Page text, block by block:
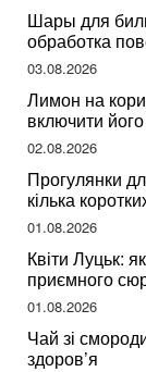
Шары для
обработка
динамику игры
03.08.2026
Лимон на
включити
02.08.2026
Прогулянки
кілька
01.08.2026
Квіти Луцьк:
приємного
01.08.2026
Чай зі
здоров’я